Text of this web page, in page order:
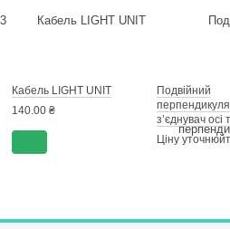
Кабель LIGHT UNIT
140.00 ₴
Подвійний
з’єднувач
Ціну